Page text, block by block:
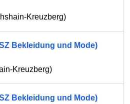
Kreuzberg)
Bekleidung und Mode)
Kreuzberg)
Bekleidung und Mode)